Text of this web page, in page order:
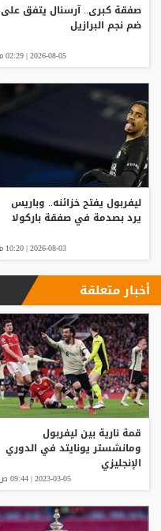
صفقة كبرى.. آرسنال يتفق على
ضم نجم البرازيل
2026-08-05 | 02:29 م
ليفربول يفتح خزائنه.. وباريس
يرد بصدمة في صفقة باركولا
2026-08-03 | 10:20 م
أخبار متعلقة
قمة نارية بين ليفربول
ومانشستر يونايتد في الدوري
الإنجليزي
2023-03-05 | 09:44 ص